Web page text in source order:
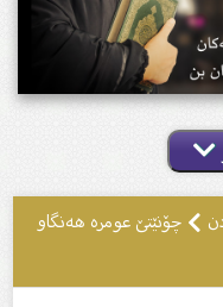
چۆنێتێ عومره‌ هه‌نگاو